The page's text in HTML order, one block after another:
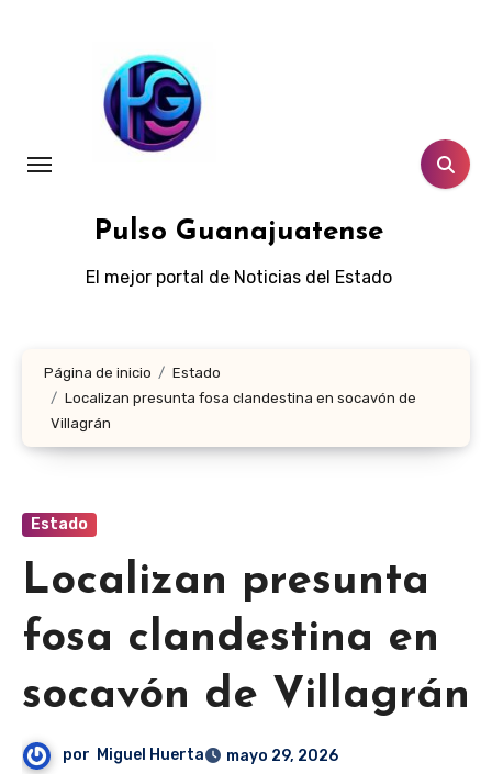
Pulso Guanajuatense
El mejor portal de Noticias del Estado
Página de inicio
Estado
Localizan presunta fosa clandestina en socavón de
Villagrán
Estado
Localizan presunta
fosa clandestina en
socavón de Villagrán
por Miguel Huerta mayo 29, 2026